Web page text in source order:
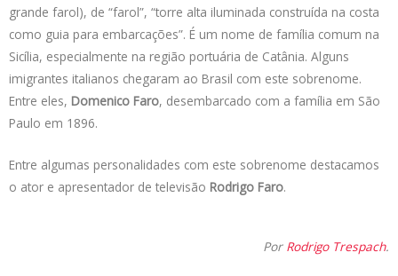
grande farol), de “farol”, “torre alta iluminada construída na costa
como guia para embarcações”. É um nome de família comum na
Sicília, especialmente na região portuária de Catânia. Alguns
imigrantes italianos chegaram ao Brasil com este sobrenome.
Entre eles, Domenico Faro, desembarcado com a família em São
Paulo em 1896.
Entre algumas personalidades com este sobrenome destacamos
o ator e apresentador de televisão Rodrigo Faro.
Por Rodrigo Trespach.